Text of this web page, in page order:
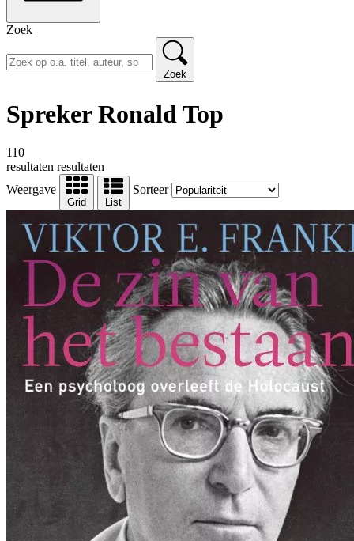
Zoek
Zoek
Spreker Ronald Top
110
resultaten resultaten
Weergave
Grid List
Sorteer